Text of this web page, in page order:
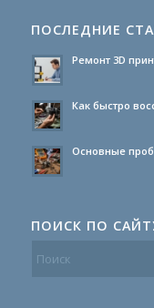
ПОСЛЕДНИЕ
Ремонт 3D
Как быстро
Основные
ПОИСК ПО